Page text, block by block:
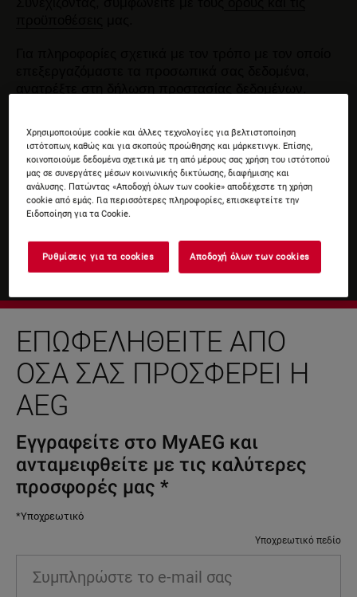
ΕΠΩΦΕΛΗΘΕΊΤΕ ΑΠΌ
ΌΣΑ ΣΑΣ ΠΡΟΣΦΈΡΕΙ Η
AEG
Εγγραφείτε στο MyAEG και
ανταμειφθείτε με τις καλύτερες
προσφορές μας *
*Υποχρεωτικό
Υποχρεωτικό πεδίο
Χρησιμοποιούμε cookie και άλλες τεχνολογίες για βελτιστοποίηση
ιστότοπων, καθώς και για σκοπούς προώθησης και μάρκετινγκ. Επίσης,
κοινοποιούμε δεδομένα σχετικά με τη από μέρους σας χρήση του ιστότοπού
μας σε συνεργάτες μέσων κοινωνικής δικτύωσης, διαφήμισης και
ανάλυσης. Πατώντας «Αποδοχή όλων των cookie» αποδέχεστε τη χρήση
cookie από εμάς. Για περισσότερες πληροφορίες, επισκεφτείτε την
Ειδοποίηση για τα Cookie.
Ρυθμίσεις για τα cookies Αποδοχή όλων των cookies